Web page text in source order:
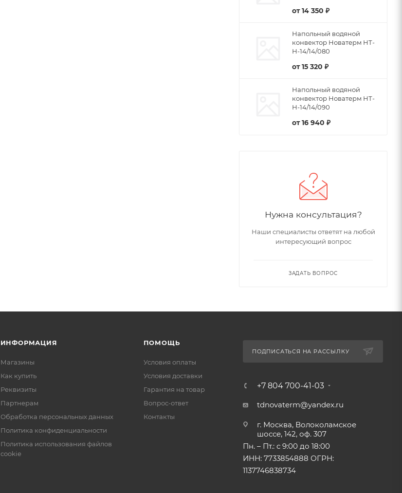
от14 350 ₽
Напольный водяной
конвектор Новатерм НТ-
Н-14/14/080
от15 320 ₽
Напольный водяной
конвектор Новатерм НТ-
Н-14/14/090
от16 940 ₽
Нужна консультация?
Наши специалисты ответят на любой
интересующий вопрос
ЗАДАТЬ ВОПРОС
ИНФОРМАЦИЯ
Магазины
Как купить
Реквизиты
Партнерам
Обработка персональных данных
Политика конфиденциальности
Политика использования файлов
cookie
ПОМОЩЬ
Условия оплаты
Условия доставки
Гарантия на товар
Вопрос-ответ
Контакты
ПОДПИСАТЬСЯ НА РАССЫЛКУ
+7 804 700-41-03
tdnovaterm@yandex.ru
г. Москва, Волоколамское
шоссе, 142, оф. 307
Пн. – Пт.: с 9:00 до 18:00
ИНН: 7733854888 ОГРН:
1137746838734